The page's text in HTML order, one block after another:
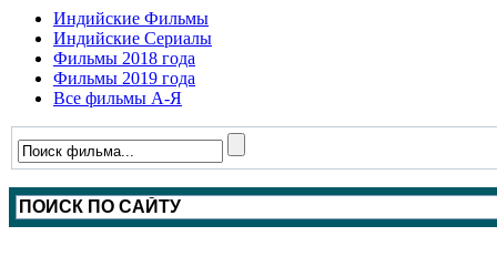
Индийские Фильмы
Индийские Сериалы
Фильмы 2018 года
Фильмы 2019 года
Все фильмы А-Я